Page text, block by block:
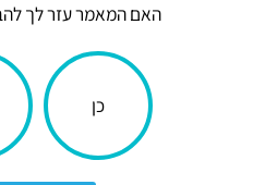
האם המאמר עזר לך
הכתבה
עניינה
אותך?
כן